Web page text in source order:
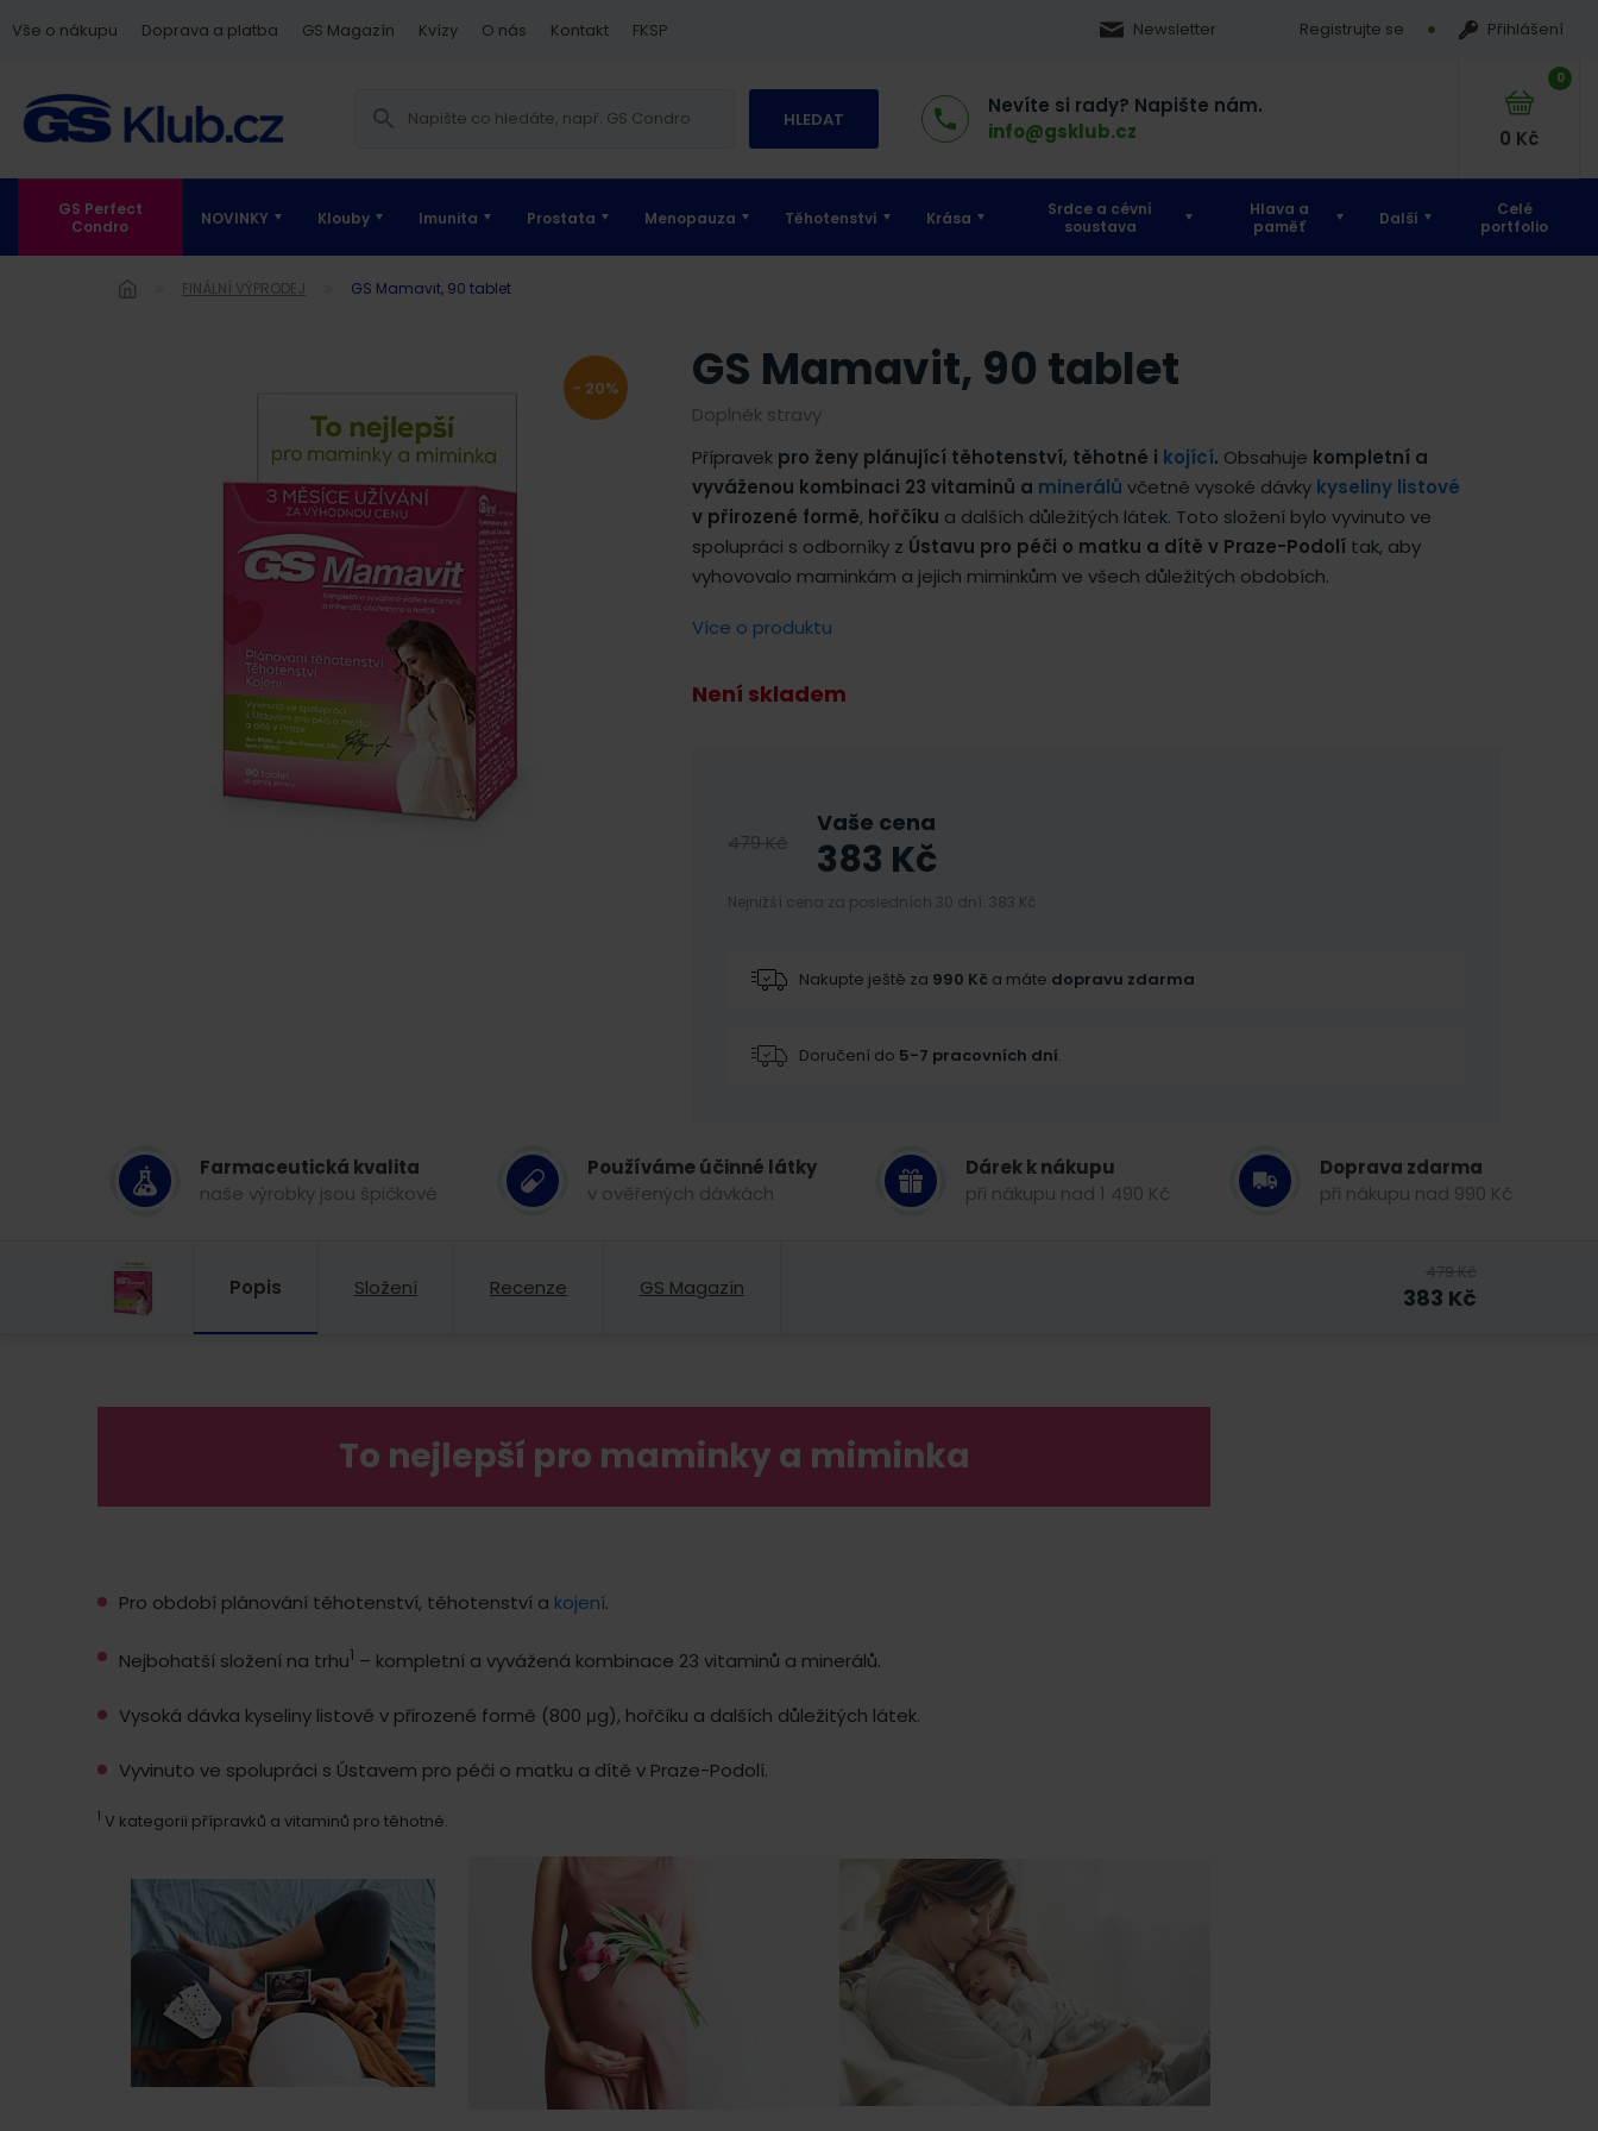
Vše o nákupu Doprava a platba GS Magazín Kvízy O nás Kontakt FKSP Newsletter Registrujte se Přihlášení
HLEDAT
Nevíte si rady? Napište nám.
info@gsklub.cz
0
0 Kč
GS Perfect
Condro
NOVINKY Klouby Imunita Prostata Menopauza Těhotenství Krása
Srdce a cévní
soustava
Hlava a
paměť
Další
Celé
portfolio
FINÁLNÍ VÝPRODEJ GS Mamavit, 90 tablet
- 20% GS Mamavit, 90 tablet
Doplněk stravy
Přípravek pro ženy plánující těhotenství, těhotné i kojící. Obsahuje kompletní a
vyváženou kombinaci 23 vitaminů a minerálů včetně vysoké dávky kyseliny listové
v přirozené formě, hořčíku a dalších důležitých látek. Toto složení bylo vyvinuto ve
spolupráci s odborníky z Ústavu pro péči o matku a dítě v Praze-Podolí tak, aby
vyhovovalo maminkám a jejich miminkům ve všech důležitých obdobích.
Více o produktu
Není skladem
479Kč
Vaše cena
383 Kč
Nejnižší cena za posledních 30 dní: 383 Kč
Nakupte ještě za 990 Kč a máte dopravu zdarma
Doručení do 5-7 pracovních dní.
Farmaceutická kvalita
naše výrobky jsou špičkové
Používáme účinné látky
v ověřených dávkách
Dárek k nákupu
při nákupu nad 1 490 Kč
Doprava zdarma
při nákupu nad 990 Kč
Popis Složení Recenze GS Magazín
479Kč
383 Kč
To nejlepší pro maminky a miminka
Pro období plánování těhotenství, těhotenství a kojení.
Nejbohatší složení na trhu1 – kompletní a vyvážená kombinace 23 vitaminů a minerálů.
Vysoká dávka kyseliny listové v přirozené formě (800 μg), hořčíku a dalších důležitých látek.
Vyvinuto ve spolupráci s Ústavem pro péči o matku a dítě v Praze-Podolí.
1 V kategorii přípravků a vitaminů pro těhotné.